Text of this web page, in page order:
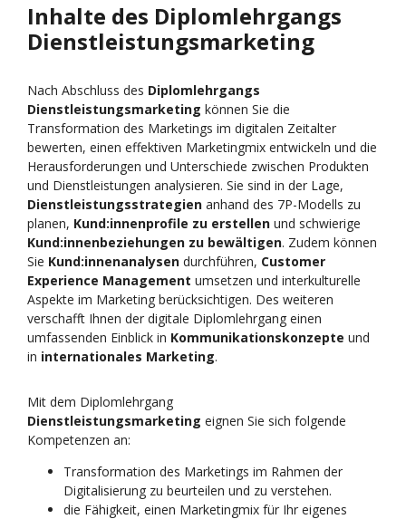
Inhalte des Diplomlehrgangs
Dienstleistungsmarketing
Nach Abschluss des Diplomlehrgangs
Dienstleistungsmarketing können Sie die
Transformation des Marketings im digitalen Zeitalter
bewerten, einen effektiven Marketingmix entwickeln und die
Herausforderungen und Unterschiede zwischen Produkten
und Dienstleistungen analysieren. Sie sind in der Lage,
Dienstleistungsstrategien anhand des 7P-Modells zu
planen, Kund:innenprofile zu erstellen und schwierige
Kund:innenbeziehungen zu bewältigen. Zudem können
Sie Kund:innenanalysen durchführen, Customer
Experience Management umsetzen und interkulturelle
Aspekte im Marketing berücksichtigen. Des weiteren
verschafft Ihnen der digitale Diplomlehrgang einen
umfassenden Einblick in Kommunikationskonzepte und
in internationales Marketing.
Mit dem Diplomlehrgang
Dienstleistungsmarketing eignen Sie sich folgende
Kompetenzen an:
Transformation des Marketings im Rahmen der
Digitalisierung zu beurteilen und zu verstehen.
die Fähigkeit, einen Marketingmix für Ihr eigenes